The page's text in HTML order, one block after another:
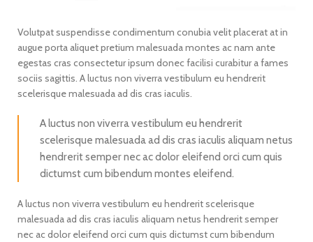
Volutpat suspendisse condimentum conubia velit placerat at in
augue porta aliquet pretium malesuada montes ac nam ante
egestas cras consectetur ipsum donec facilisi curabitur a fames
sociis sagittis. A luctus non viverra vestibulum eu hendrerit
scelerisque malesuada ad dis cras iaculis.
A luctus non viverra vestibulum eu hendrerit
scelerisque malesuada ad dis cras iaculis aliquam netus
hendrerit semper nec ac dolor eleifend orci cum quis
dictumst cum bibendum montes eleifend.
A luctus non viverra vestibulum eu hendrerit scelerisque
malesuada ad dis cras iaculis aliquam netus hendrerit semper
nec ac dolor eleifend orci cum quis dictumst cum bibendum